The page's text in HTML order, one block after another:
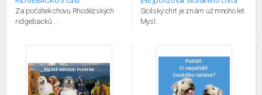
Za počátek chovu Rhodézských
ridgebacků ...
Sicilský chrt je znám už mnoho let.
Mysl...